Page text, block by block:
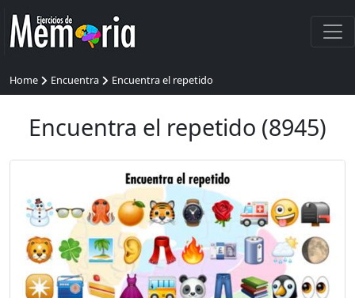
Home Encuentra Encuentra el repetido
Encuentra el repetido (8945)